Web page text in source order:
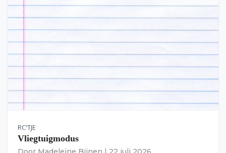
RC'TJE
Vliegtuigmodus